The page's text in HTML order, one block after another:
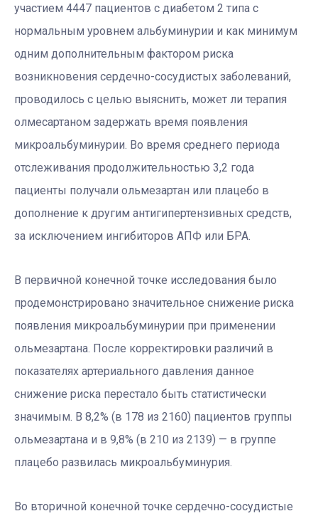
участием 4447 пациентов с диабетом 2 типа с
нормальным уровнем альбуминурии и как минимум
одним дополнительным фактором риска
возникновения сердечно-сосудистых заболеваний,
проводилось с целью выяснить, может ли терапия
олмесартаном задержать время появления
микроальбуминурии. Во время среднего периода
отслеживания продолжительностью 3,2 года
пациенты получали ольмезартан или плацебо в
дополнение к другим антигипертензивных средств,
за исключением ингибиторов АПФ или БРА.
В первичной конечной точке исследования было
продемонстрировано значительное снижение риска
появления микроальбуминурии при применении
ольмезартана. После корректировки различий в
показателях артериального давления данное
снижение риска перестало быть статистически
значимым. В 8,2% (в 178 из 2160) пациентов группы
ольмезартана и в 9,8% (в 210 из 2139) — в группе
плацебо развилась микроальбуминурия.
Во вторичной конечной точке сердечно-сосудистые